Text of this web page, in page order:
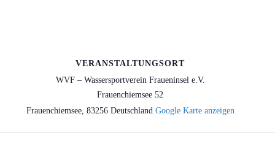
VERANSTALTUNGSORT
WVF – Wassersportverein Fraueninsel e.V.
Frauenchiemsee 52
Frauenchiemsee, 83256 Deutschland Google Karte anzeigen